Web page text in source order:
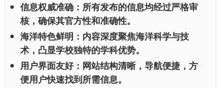
信息权威准确： 所有发布的信息均经过严格审
核，确保其官方性和准确性。
海洋特色鲜明： 内容深度聚焦海洋科学与技
术，凸显学校独特的学科优势。
用户界面友好： 网站结构清晰，导航便捷，方
便用户快速找到所需信息。